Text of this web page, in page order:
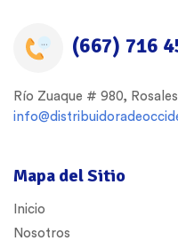
Mapa del Sitio
Inicio
Nosotros
(667) 716
Río Zuaque # 980,